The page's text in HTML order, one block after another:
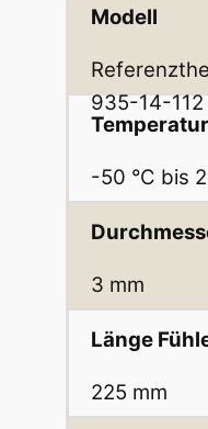
Modell
935-14-112
-50 °C bis
3 mm
Länge
225 mm